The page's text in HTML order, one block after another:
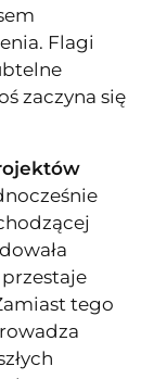
Flagi
zaczyna się
tego